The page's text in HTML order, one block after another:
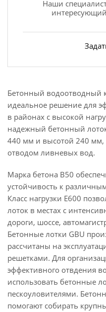
Наши
Бетонный водоотводный
идеальное решение для
в районах с высокой
надежный бетонный
440 мм и высотой 240 мм,
отводом ливневых вод.
Марка бетона B50
устойчивость к
Класс нагрузки E600
лоток в местах с
дороги, шоссе,
Бетонные лотки GBU
рассчитаны на
решетками. Для
эффективного отвдения
использовать бетонные
пескоуловителями.
помогают собирать